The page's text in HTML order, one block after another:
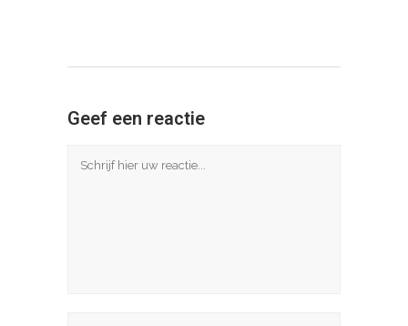
Geef een reactie